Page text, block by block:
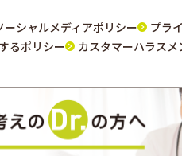
ーシャルメディアポリシー
プラ
るポリシー
カスタマーハラス